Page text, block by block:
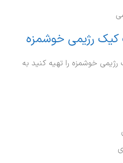
کیک رژیمی خوشمزه
خوشمزه را تهیه کنید به